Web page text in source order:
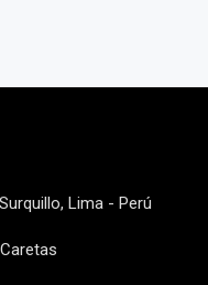
Lima - Perú